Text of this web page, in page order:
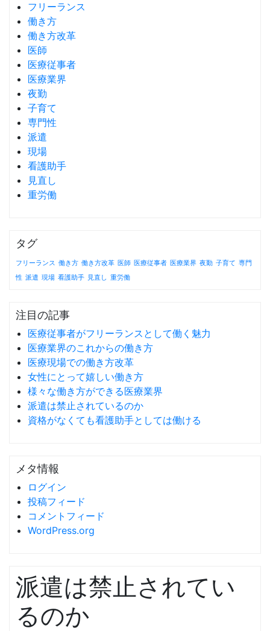
フリーランス
働き方
働き方改革
医師
医療従事者
医療業界
夜勤
子育て
専門性
派遣
現場
看護助手
見直し
重労働
タグ
フリーランス 働き方 働き方改革 医師 医療従事者 医療業界 夜勤 子育て 専門
性 派遣 現場 看護助手 見直し 重労働
注目の記事
医療従事者がフリーランスとして働く魅力
医療業界のこれからの働き方
医療現場での働き方改革
女性にとって嬉しい働き方
様々な働き方ができる医療業界
派遣は禁止されているのか
資格がなくても看護助手としては働ける
メタ情報
ログイン
投稿フィード
コメントフィード
WordPress.org
派遣は禁止されてい
るのか